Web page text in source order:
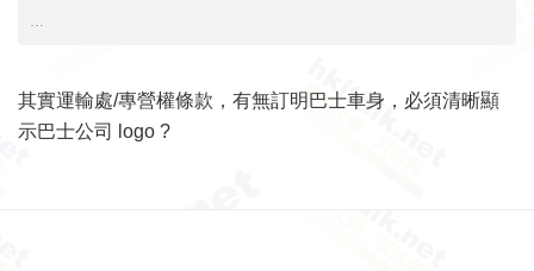
其實運輸處/專營權條款，有無訂明巴士車身，必須清晰顯
示巴士公司 logo ?